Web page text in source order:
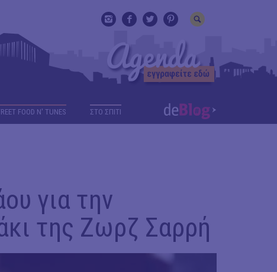
FOOD N' TUNES ΣΤΟ ΣΠΙΤΙ
για την
της Ζωρζ Σαρρή